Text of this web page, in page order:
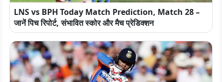
LNS vs BPH Today Match Prediction, Match 28 –
जानें पिच रिपोर्ट, संभावित स्कोर और मैच प्रेडिक्शन